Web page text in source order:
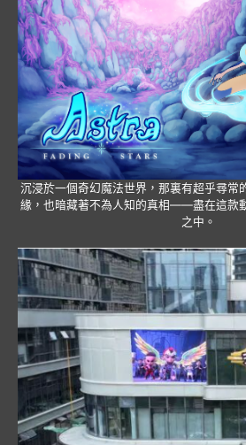
沉浸於一個奇幻魔法世界，那裏有超乎尋常
緣，也暗藏著不為人知的真相——盡在這款
之中。